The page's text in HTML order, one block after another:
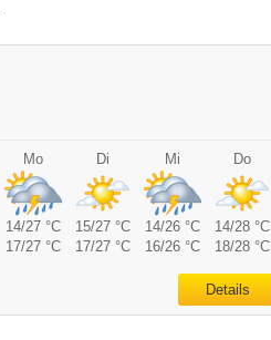
Mo Di Mi Do
14/27 °C 15/27 °C 14/26 °C
14/28 °C
17/27 °C 17/27 °C 16/26 °C 18/28 °C
Details